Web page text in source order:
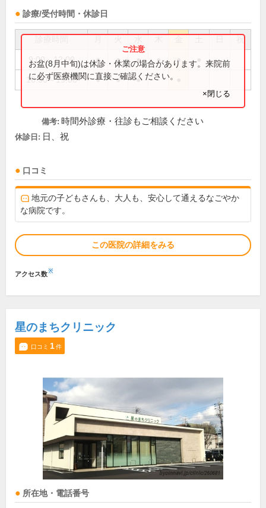
診療/受付時間・休診日
祝
9:00～12:00 ● ● ● ● ●
16:30～19:00 ● ● ●
お盆(8月中旬)は休診・休業の場合があります。来院前
に必ず医療機関に直接ご確認ください。
×閉じる
備考: 時間外診療・往診もご相談ください
休診日: 日、祝
口コミ
地元の子どもさんも、大人も、安心して通えるなごやか
な病院です。
この医院の詳細をみる
アクセス数※
星のまちクリニック
口コミ 1件
所在地・電話番号